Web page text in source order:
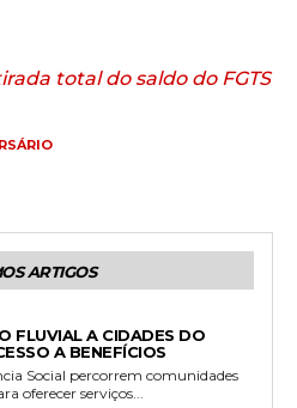
total do saldo do FGTS
ARTIGOS
FLUVIAL A CIDADES DO
A BENEFÍCIOS
Social percorrem comunidades
oferecer serviços...